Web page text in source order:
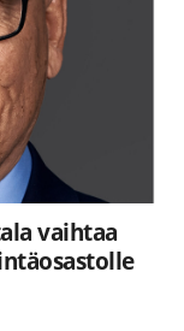
vaihtaa